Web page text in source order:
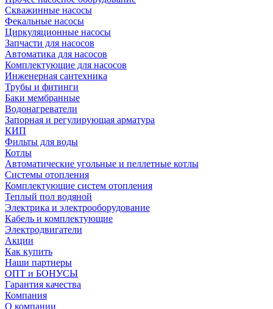
Скважинные насосы
Фекальные насосы
Циркуляционные насосы
Запчасти для насосов
Автоматика для насосов
Комплектующие для насосов
Инженерная сантехника
Трубы и фитинги
Баки мембранные
Водонагреватели
Запорная и регулирующая арматура
КИП
Фильты для воды
Котлы
Автоматические угольные и пеллетные котлы
Системы отопления
Комплектующие систем отопления
Теплый пол водяной
Электрика и электрооборудование
Кабель и комплектующие
Электродвигатели
Акции
Как купить
Наши партнеры
ОПТ и БОНУСЫ
Гарантия качества
Компания
О компании